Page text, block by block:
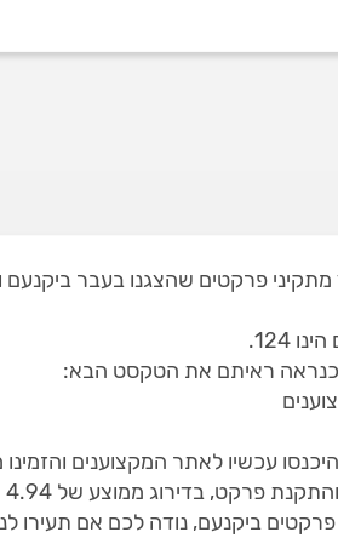
באתר שלנו תמצאו 1 מתקיני פרקטים ביקנעם, מתוך 12
124.
כנראה ראיתם את הטקסט הבא:
עכשיו לאתר המקצוענים
ביקנעם, נודה לכם אם תעירו